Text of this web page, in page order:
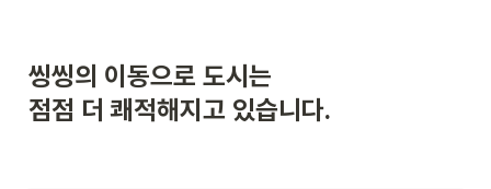
씽씽의 이동으로 도시는
점점 더 쾌적해지고 있습니다.